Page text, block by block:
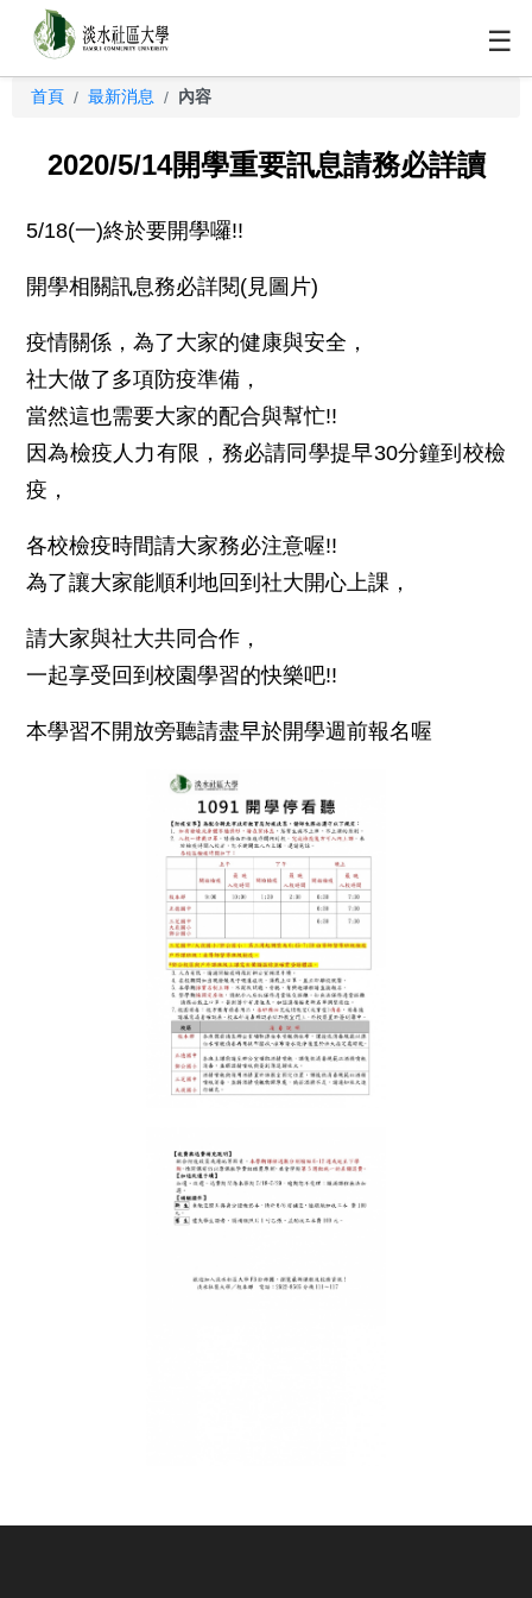
☰
首頁 / 最新消息 / 內容
2020/5/14開學重要訊息請務必詳讀
5/18(一)終於要開學囉!!
開學相關訊息務必詳閱(見圖片)
疫情關係，為了大家的健康與安全，
社大做了多項防疫準備，
當然這也需要大家的配合與幫忙!!
因為檢疫人力有限，務必請同學提早30分鐘到校檢
疫，
各校檢疫時間請大家務必注意喔!!
為了讓大家能順利地回到社大開心上課，
請大家與社大共同合作，
一起享受回到校園學習的快樂吧!!
本學習不開放旁聽請盡早於開學週前報名喔